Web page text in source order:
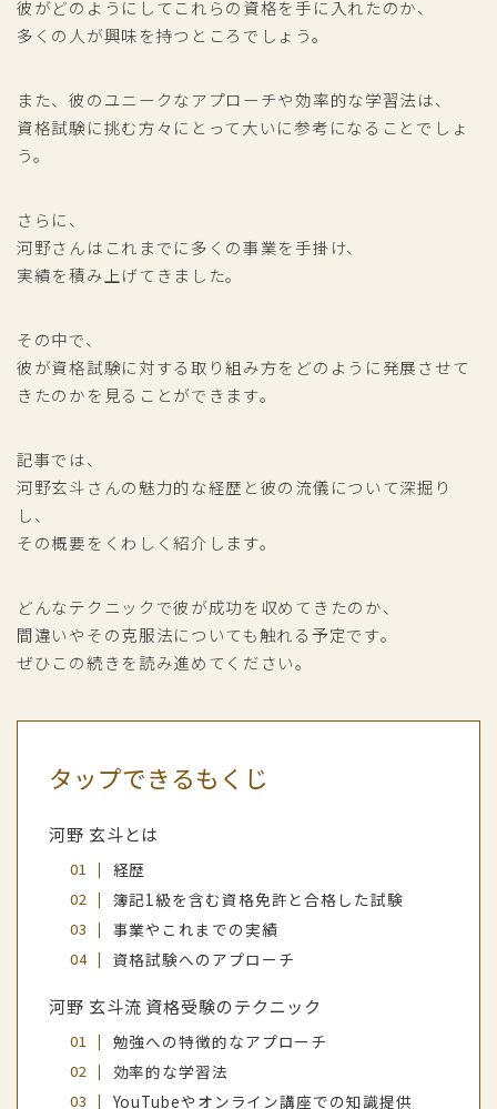
彼がどのようにしてこれらの資格を手に入れたのか、
多くの人が興味を持つところでしょう。
また、彼のユニークなアプローチや効率的な学習法は、
資格試験に挑む方々にとって大いに参考になることでしょ
う。
さらに、
河野さんはこれまでに多くの事業を手掛け、
実績を積み上げてきました。
その中で、
彼が資格試験に対する取り組み方をどのように発展させて
きたのかを見ることができます。
記事では、
河野玄斗さんの魅力的な経歴と彼の流儀について深掘り
し、
その概要をくわしく紹介します。
どんなテクニックで彼が成功を収めてきたのか、
間違いやその克服法についても触れる予定です。
ぜひこの続きを読み進めてください。
タップできるもくじ
河野 玄斗とは
経歴
簿記1級を含む資格免許と合格した試験
事業やこれまでの実績
資格試験へのアプローチ
河野 玄斗流 資格受験のテクニック
勉強への特徴的なアプローチ
効率的な学習法
YouTubeやオンライン講座での知識提供